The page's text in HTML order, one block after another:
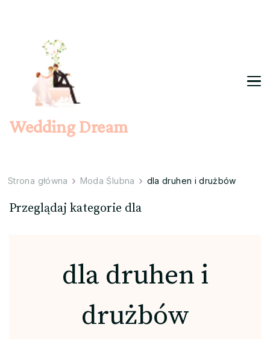
Wedding Dream
Strona główna Moda Ślubna dla druhen i drużbów
Przeglądaj kategorie dla
dla druhen i
drużbów